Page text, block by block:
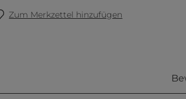
Zum Merkzettel hinzufügen